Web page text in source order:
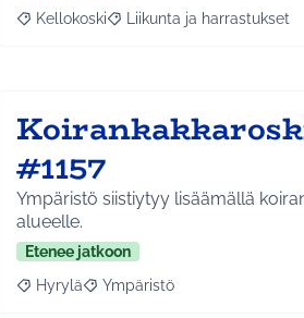
Rajaa tulokset aihepiirin mukaan:
Kellokoski Rajaa tulokset teeman
Liikunta ja harrastukset
#1157
Ympäristö siistiytyy lisäämällä
alueelle.
Etenee jatkoon
Rajaa tulokset aihepiirin mukaan: Hyrylä
Hyrylä Rajaa tulokset teeman
Ympäristö